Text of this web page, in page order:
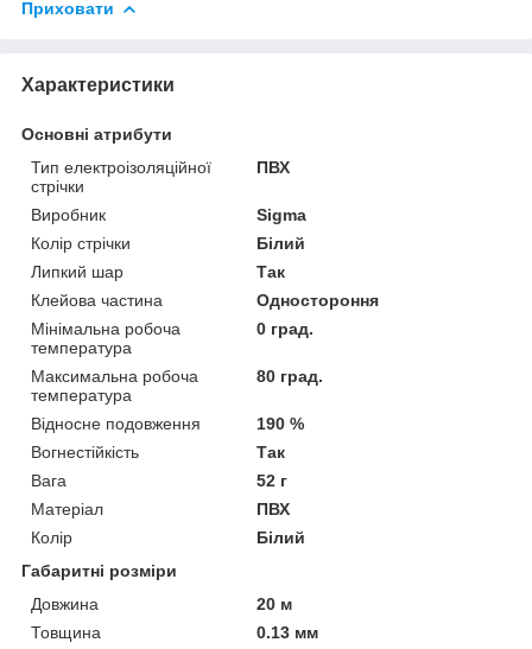
Приховати
Характеристики
Основні атрибути
Тип електроізоляційної
стрічки
ПВХ
Виробник
Sigma
Колір стрічки
Білий
Липкий шар
Так
Клейова частина
Одностороння
Мінімальна робоча
температура
0 град.
Максимальна робоча
температура
80 град.
Відносне подовження
190 %
Вогнестійкість
Так
Вага
52 г
Матеріал
ПВХ
Колір
Білий
Габаритні розміри
Довжина
20 м
Товщина
0.13 мм